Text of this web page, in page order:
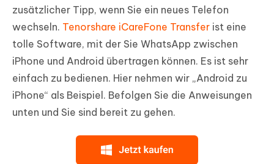
zusätzlicher Tipp, wenn Sie ein neues Telefon
wechseln. Tenorshare iCareFone Transfer ist eine
tolle Software, mit der Sie WhatsApp zwischen
iPhone und Android übertragen können. Es ist sehr
einfach zu bedienen. Hier nehmen wir „Android zu
iPhone“ als Beispiel. Befolgen Sie die Anweisungen
unten und Sie sind bereit zu gehen.